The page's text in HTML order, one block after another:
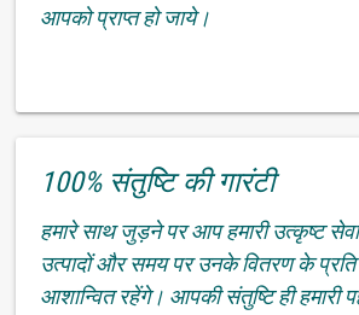
आपको प्राप्त हो जाये।
100% संतुष्टि की गारंटी
हमारे साथ जुड़ने पर आप हमारी उत्कृष्ट
उत्पादों और समय पर उनके वितरण के प्रति
आशान्वित रहेंगे। आपकी संतुष्टि ही हमारी